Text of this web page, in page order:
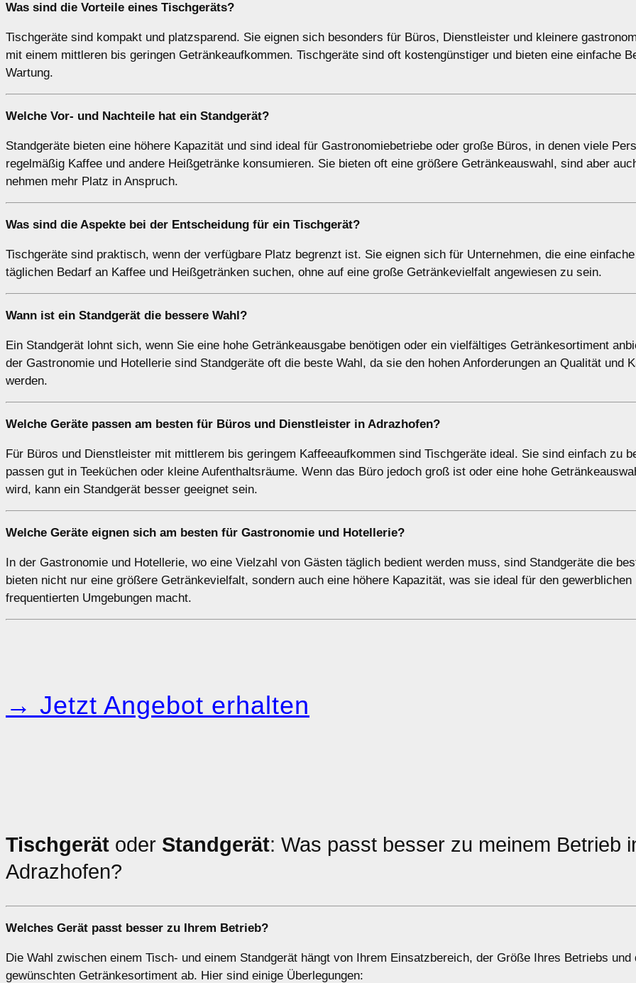
Was sind die Vorteile eines Tischgeräts?
Tischgeräte sind kompakt und platzsparend. Sie eignen sich besonders für Büros, Dienstleister und kleinere
mit einem mittleren bis geringen Getränkeaufkommen. Tischgeräte sind oft kostengünstiger und bieten eine einfache
Wartung.
Welche Vor- und Nachteile hat ein Standgerät?
Standgeräte bieten eine höhere Kapazität und sind ideal für Gastronomiebetriebe oder große Büros, in denen viele
regelmäßig Kaffee und andere Heißgetränke konsumieren. Sie bieten oft eine größere Getränkeauswahl, sind aber
nehmen mehr Platz in Anspruch.
Was sind die Aspekte bei der Entscheidung für ein Tischgerät?
Tischgeräte sind praktisch, wenn der verfügbare Platz begrenzt ist. Sie eignen sich für Unternehmen, die eine
täglichen Bedarf an Kaffee und Heißgetränken suchen, ohne auf eine große Getränkevielfalt angewiesen zu sein.
Wann ist ein Standgerät die bessere Wahl?
Ein Standgerät lohnt sich, wenn Sie eine hohe Getränkeausgabe benötigen oder ein vielfältiges Getränkesortiment
der Gastronomie und Hotellerie sind Standgeräte oft die beste Wahl, da sie den hohen Anforderungen an Qualität und
werden.
Welche Geräte passen am besten für Büros und Dienstleister in Adrazhofen?
Für Büros und Dienstleister mit mittlerem bis geringem Kaffeeaufkommen sind Tischgeräte ideal. Sie sind einfach zu
passen gut in Teeküchen oder kleine Aufenthaltsräume. Wenn das Büro jedoch groß ist oder eine hohe
wird, kann ein Standgerät besser geeignet sein.
Welche Geräte eignen sich am besten für Gastronomie und Hotellerie?
In der Gastronomie und Hotellerie, wo eine Vielzahl von Gästen täglich bedient werden muss, sind Standgeräte die
bieten nicht nur eine größere Getränkevielfalt, sondern auch eine höhere Kapazität, was sie ideal für den
frequentierten Umgebungen macht.
→ Jetzt Angebot erhalten
Tischgerät oder Standgerät: Was passt besser zu meinem Betrieb
Adrazhofen?
Welches Gerät passt besser zu Ihrem Betrieb?
Die Wahl zwischen einem Tisch- und einem Standgerät hängt von Ihrem Einsatzbereich, der Größe Ihres Betriebs und
gewünschten Getränkesortiment ab. Hier sind einige Überlegungen: